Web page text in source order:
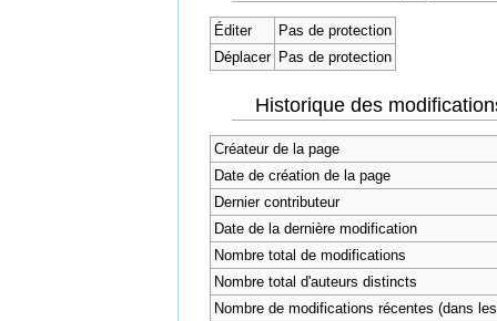
Éditer
Pas de protection
Déplacer
Pas de protection
Historique des
Créateur de la page
Date de création de la page
Dernier contributeur
Date de la dernière modification
Nombre total de modifications
Nombre total d'auteurs distincts
Nombre de modifications récentes (dans